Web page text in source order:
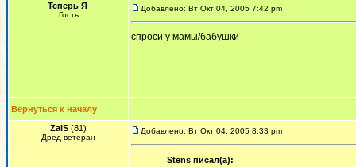
Теперь Я
Гость
Добавлено: Вт Окт 04, 2005 7:42 pm
спроси у мамы/бабушки
Вернуться к началу
ZaiS (81)
Дред-ветеран
Добавлено: Вт Окт 04, 2005 8:33 pm
Stens писал(а):